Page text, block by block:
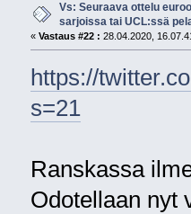
Vs: Seuraava ottelu
sarjoissa tai UCL:ssä
« Vastaus #22 : 28.04.2020,
https://
s=21
Ranskassa
Odotellaan nyt